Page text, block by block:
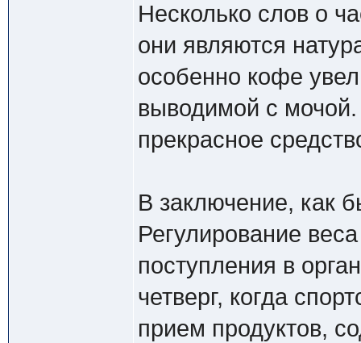
Несколько слов о
они являются
особенно кофе
выводимой с
прекрасное
В заключение, как
Регулирование
поступления в
четверг, когда
прием продуктов,